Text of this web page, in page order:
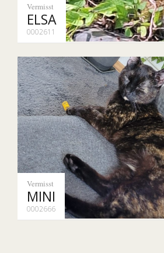
Vermisst
ELSA
0002611
Vermisst
MINI
0002666